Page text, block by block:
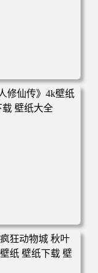
纸 3840x2160 电
》4k壁纸 3840x2